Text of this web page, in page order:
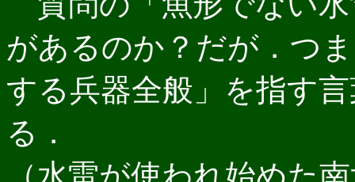
があるのか？だが．つ
する兵器全般」を指す
る．